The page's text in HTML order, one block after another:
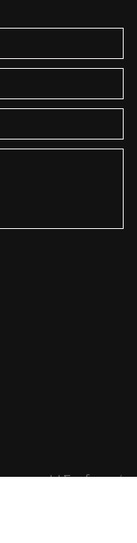
| Σχεδιασμός-